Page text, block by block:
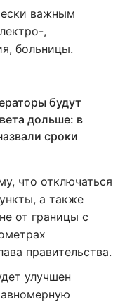
важным
,
больницы.
будут
дольше: в
сроки
что отключаться
а также
от границы с
правительства.
улучшен